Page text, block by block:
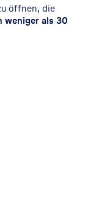
öffnen, die
weniger als 30